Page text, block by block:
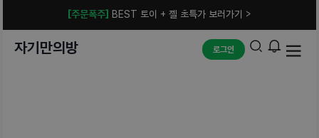
[주문폭주] BEST 토이 + 젤 초특가 보러가기 >
자기만의방 로그인